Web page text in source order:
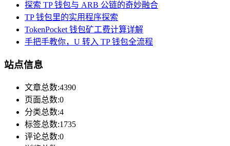
探索 TP 钱包与 ARB 公链的奇妙融合
TP 钱包里的实用程序探索
TokenPocket 钱包矿工费计算详解
手把手教你，U 转入 TP 钱包全流程
站点信息
文章总数:4390
页面总数:0
分类总数:4
标签总数:1735
评论总数:0